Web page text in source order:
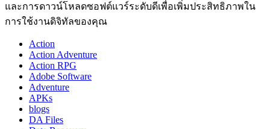
และการดาวน์โหลดซอฟต์แวร์ระดับดีเพื่อเพิ่มประสิทธิภาพใน
การใช้งานดิจิทัลของคุณ
Action
Action Adventure
Action RPG
Adobe Software
Adventure
APKs
blogs
DA Files